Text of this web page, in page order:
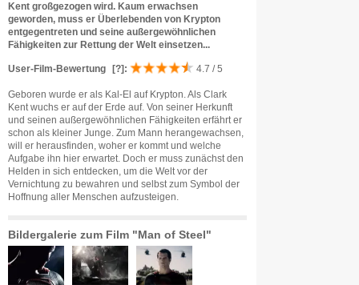
Kent großgezogen wird. Kaum erwachsen
geworden, muss er Überlebenden von Krypton
entgegentreten und seine außergewöhnlichen
Fähigkeiten zur Rettung der Welt einsetzen...
User-Film-Bewertung [?] : 4.7 / 5
Geboren wurde er als Kal-El auf Krypton. Als Clark
Kent wuchs er auf der Erde auf. Von seiner Herkunft
und seinen außergewöhnlichen Fähigkeiten erfährt er
schon als kleiner Junge. Zum Mann herangewachsen,
will er herausfinden, woher er kommt und welche
Aufgabe ihn hier erwartet. Doch er muss zunächst den
Helden in sich entdecken, um die Welt vor der
Vernichtung zu bewahren und selbst zum Symbol der
Hoffnung aller Menschen aufzusteigen.
Bildergalerie zum Film "Man of Steel"